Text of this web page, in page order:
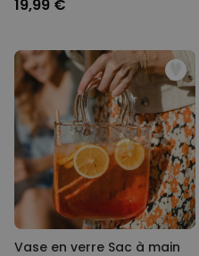
19,99 €
Vase en verre Sac à main